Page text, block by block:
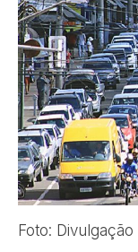
Foto: Divulgação